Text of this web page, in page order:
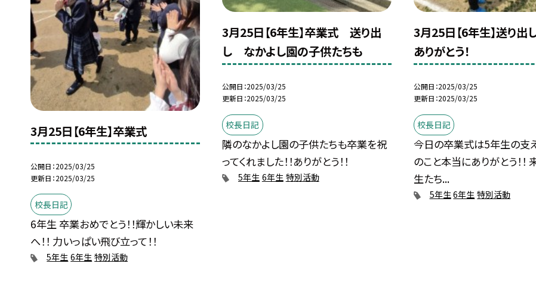
3月25日【6年生】卒業式
公開日 2025/03/25
更新日 2025/03/25
校長日記
6年生 卒業おめでとう！！輝かしい未来
へ！！ 力いっぱい飛び立って！！
5年生 6年生 特別活動
3月25日【6年生】卒業式 送り出
し なかよし園の子供たちも
公開日 2025/03/25
更新日 2025/03/25
校長日記
隣のなかよし園の子供たちも卒業を祝
ってくれました！！ありがとう！！
5年生 6年生 特別活動
3月25日【6年生】送り
ありがとう！
公開日 2025/03/25
更新日 2025/03/25
校長日記
今日の卒業式は5年生の支
のこと本当にありがとう！！
生たち...
5年生6年生 特別活動